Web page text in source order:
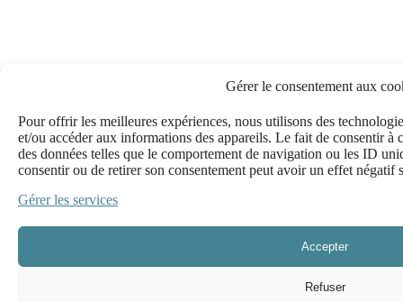
Gérer le consentement aux
Pour offrir les meilleures expériences, nous utilisons des
et/ou accéder aux informations des appareils. Le fait de consentir à
des données telles que le comportement de navigation ou les ID
consentir ou de retirer son consentement peut avoir un effet négatif
Gérer les services
Accepter
Refuser